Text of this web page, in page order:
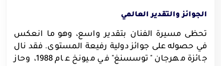
الجوائز والتقدير العالمي
تحظى مسيرة الفنان بتقدير واسع، وهو ما انعكس
في حصوله على جوائز دولية رفيعة المستوى. فقد نال
جائزة مهرجان "توسسنغ" في ميونخ عام 1988، وحاز